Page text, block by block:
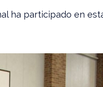
ha participado en